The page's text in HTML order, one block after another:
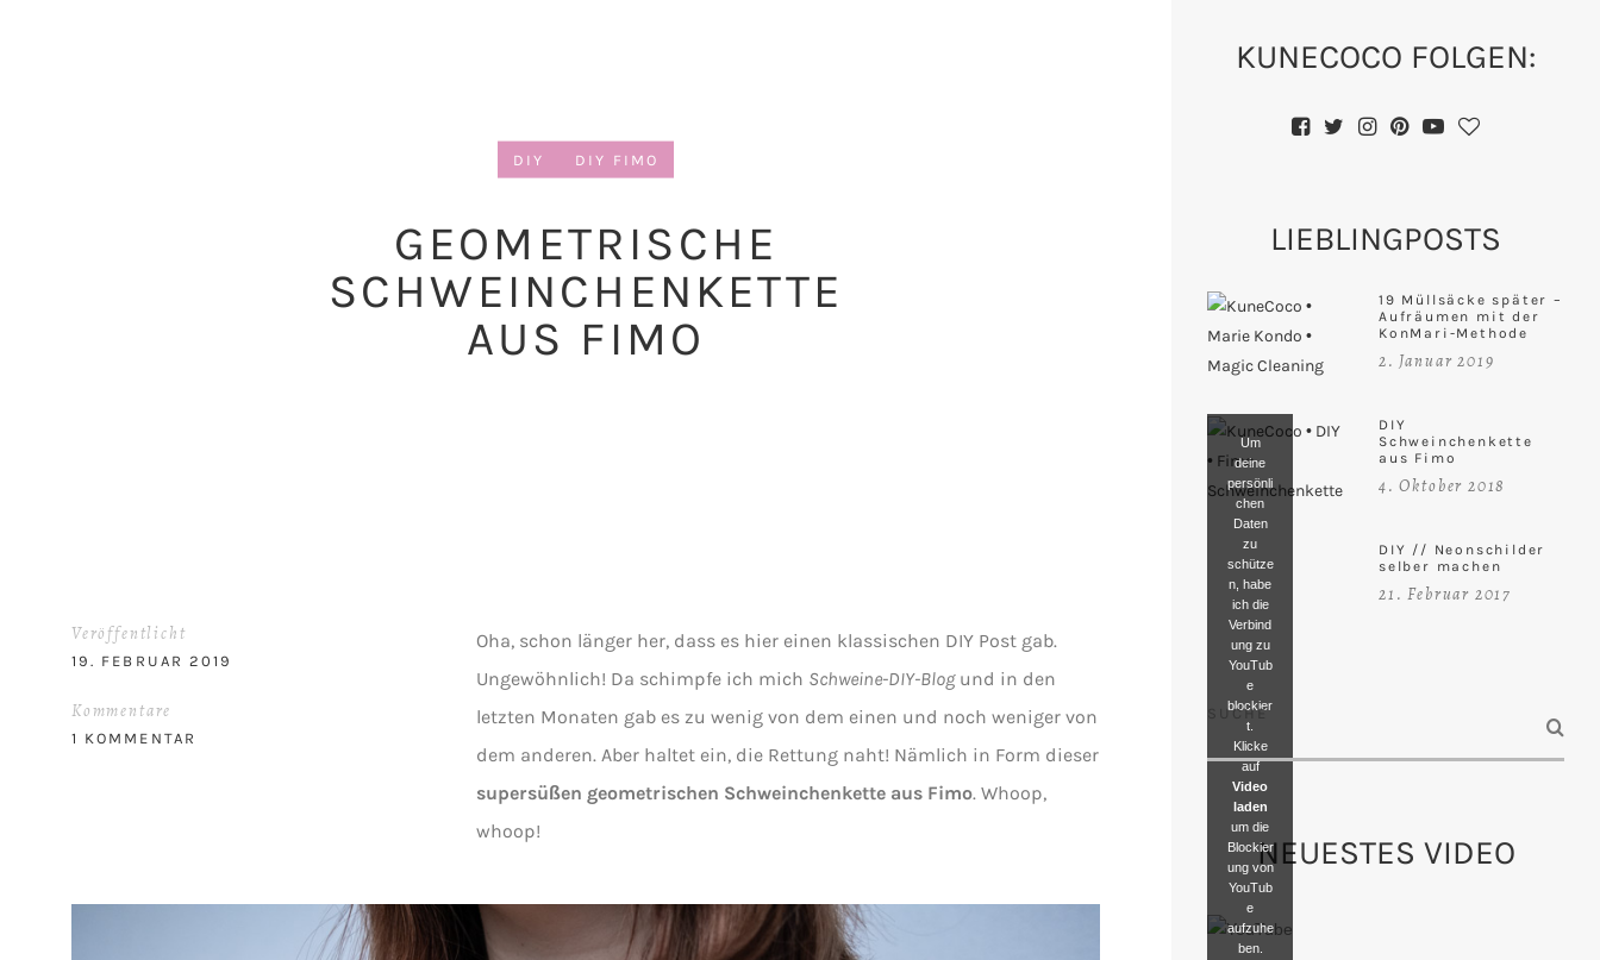
DIY DIY FIMO
GEOMETRISCHE
SCHWEINCHENKETTE
AUS FIMO
Veröffentlicht
19. FEBRUAR 2019
Kommentare
1 KOMMENTAR
Oha, schon länger her, dass es hier einen klassischen DIY Post gab.
Ungewöhnlich! Da schimpfe ich mich Schweine-DIY-Blogund in den
letzten Monaten gab es zu wenig von dem einen und noch weniger von
dem anderen. Aber haltet ein, die Rettung naht! Nämlich in Form dieser
supersüßen geometrischen Schweinchenkette aus Fimo. Whoop,
whoop!
KUNECOCO FOLGEN:
LIEBLINGPOSTS
19 Müllsäcke später –
Aufräumen mit der
KonMari-Methode
2. Januar 2019
DIY
Schweinchenkette
aus Fimo
4. Oktober 2018
DIY // Neonschilder
selber machen
21. Februar 2017
SUCHE
NEUESTES VIDEO
Um
deine
persönli
chen
Daten
zu
schütze
n, habe
ich die
Verbind
ung zu
YouTub
e
blockier
t.
Klicke
auf
Video
laden
um die
Blockier
ung von
YouTub
e
aufzuhe
ben.